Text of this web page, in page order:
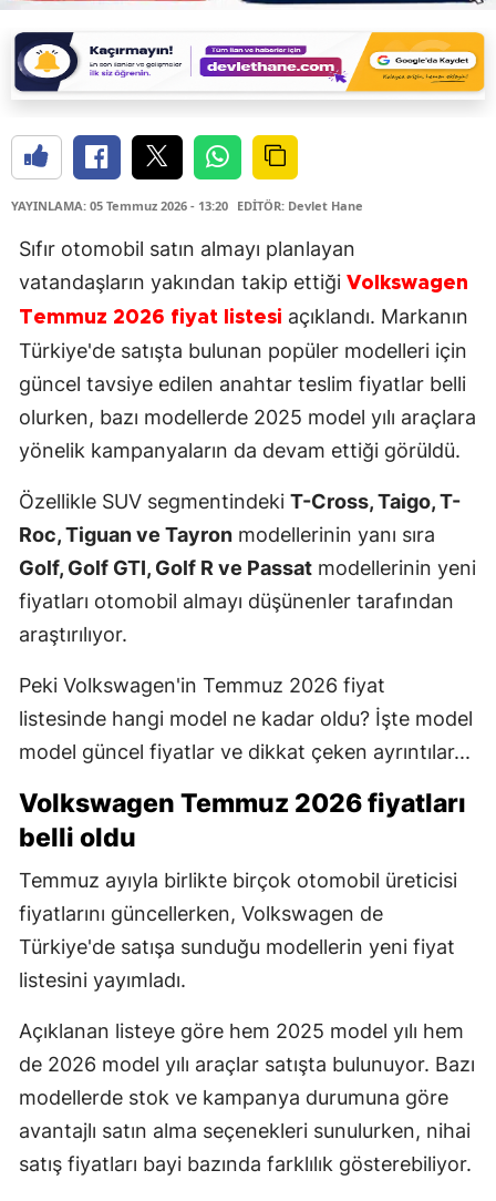
YAYINLAMA: 05 Temmuz 2026 - 13:20 EDİTÖR: Devlet Hane
Sıfır otomobil satın almayı planlayan
vatandaşların yakından takip ettiği Volkswagen
Temmuz 2026 fiyat listesi açıklandı. Markanın
Türkiye'de satışta bulunan popüler modelleri için
güncel tavsiye edilen anahtar teslim fiyatlar belli
olurken, bazı modellerde 2025 model yılı araçlara
yönelik kampanyaların da devam ettiği görüldü.
Özellikle SUV segmentindeki T-Cross, Taigo, T-
Roc, Tiguan ve Tayron modellerinin yanı sıra
Golf, Golf GTI, Golf R ve Passat modellerinin yeni
fiyatları otomobil almayı düşünenler tarafından
araştırılıyor.
Peki Volkswagen'in Temmuz 2026 fiyat
listesinde hangi model ne kadar oldu? İşte model
model güncel fiyatlar ve dikkat çeken ayrıntılar...
Volkswagen Temmuz 2026 fiyatları
belli oldu
Temmuz ayıyla birlikte birçok otomobil üreticisi
fiyatlarını güncellerken, Volkswagen de
Türkiye'de satışa sunduğu modellerin yeni fiyat
listesini yayımladı.
Açıklanan listeye göre hem 2025 model yılı hem
de 2026 model yılı araçlar satışta bulunuyor. Bazı
modellerde stok ve kampanya durumuna göre
avantajlı satın alma seçenekleri sunulurken, nihai
satış fiyatları bayi bazında farklılık gösterebiliyor.